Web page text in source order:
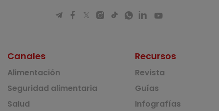
Canales
Alimentación
Seguridad alimentaria
Salud
Recursos
Revista
Guías
Infografías